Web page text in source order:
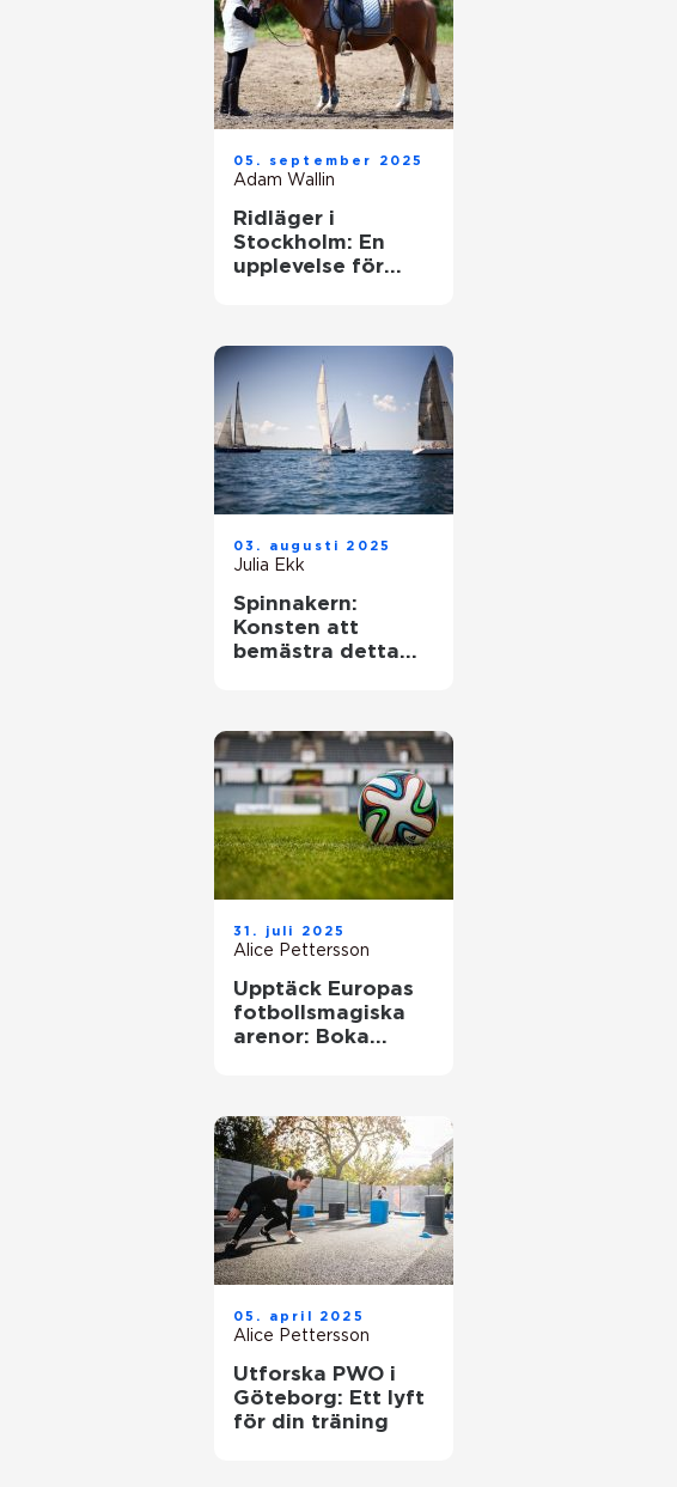
05. september 2025
Adam Wallin
Ridläger i
Stockholm: En
upplevelse för
03. augusti 2025
Julia Ekk
Spinnakern:
Konsten att
bemästra detta
31. juli 2025
Alice Pettersson
Upptäck Europas
fotbollsmagiska
arenor: Boka
05. april 2025
Alice Pettersson
Utforska PWO i
Göteborg: Ett lyft
för din träning